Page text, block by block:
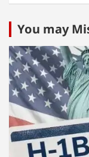
You may